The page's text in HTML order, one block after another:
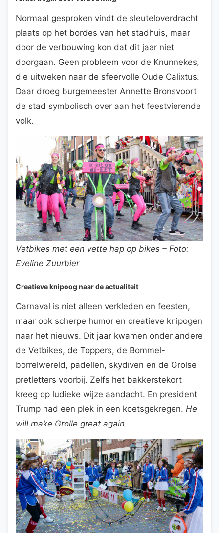
Normaal gesproken vindt de sleuteloverdracht
plaats op het bordes van het stadhuis, maar
door de verbouwing kon dat dit jaar niet
doorgaan. Geen probleem voor de Knunnekes,
die uitweken naar de sfeervolle Oude Calixtus.
Daar droeg burgemeester Annette Bronsvoort
de stad symbolisch over aan het feestvierende
volk.
Vetbikes met een vette hap op bikes – Foto:
Eveline Zuurbier
Creatieve knipoog naar de actualiteit
Carnaval is niet alleen verkleden en feesten,
maar ook scherpe humor en creatieve knipogen
naar het nieuws. Dit jaar kwamen onder andere
de Vetbikes, de Toppers, de Bommel-
borrelwereld, padellen, skydiven en de Grolse
pretletters voorbij. Zelfs het bakkerstekort
kreeg op ludieke wijze aandacht. En president
Trump had een plek in een koetsgekregen. He
will make Grolle great again.